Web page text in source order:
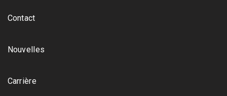
Contact
Nouvelles
Carrière